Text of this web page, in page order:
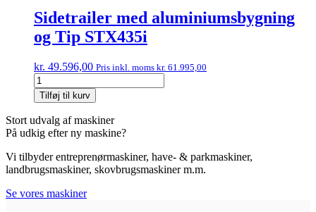
STX395i
antal
Sidetrailer med aluminiumsbygning
og Tip STX435i
kr. 49.596,00 Pris inkl. moms kr. 61.995,00
Sidetrailer
med
aluminiumsbygning
og
Tip
STX435i
antal
Tilføj til kurv
Stort udvalg af maskiner
På udkig efter ny maskine?
Vi tilbyder entreprenørmaskiner, have- & parkmaskiner,
landbrugsmaskiner, skovbrugsmaskiner m.m.
Se vores maskiner